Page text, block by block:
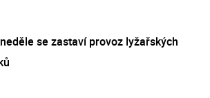
se zastaví provoz lyžařských